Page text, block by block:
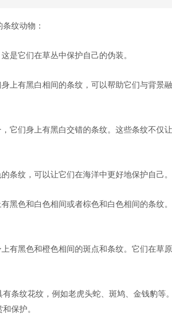
纹动物：
是它们在草丛中保护自己的伪装。
上有黑白相间的条纹，可以帮助它们与背景
它们身上有黑白交错的条纹。这些条纹不仅
条纹，可以让它们在海洋中更好地保护自己。
黑色和白色相间或者棕色和白色相间的条纹
有黑色和橙色相间的斑点和条纹。它们在草
条纹花纹，例如老虎头蛇、斑鸠、金钱豹等
保护。